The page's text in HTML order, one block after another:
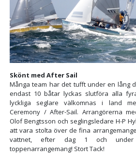
Skönt med After Sail
Många team har det tufft under en lång
endast 10 båtar lyckas slutföra alla
lyckliga seglare välkomnas i land
Ceremony / After-Sail. Arrangörerna
Olof Bengtsson och seglingsledare H-P
att vara stolta över de fina
vattnet, efter dag 1 och under
toppenarrangemang! Stort Tack!